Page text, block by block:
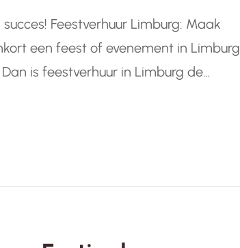
Feestverhuur Limburg: Maak
een feest of evenement in Limburg
is feestverhuur in Limburg de